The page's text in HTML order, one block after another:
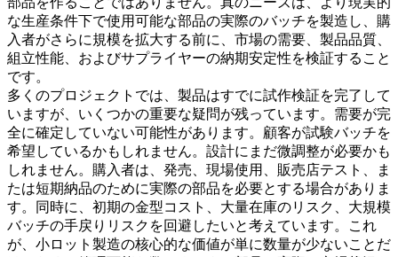
な生産条件下で使用可能な部品の実際のバッチを製造し、購
入者がさらに規模を拡大する前に、市場の需要、製品品質、
組立性能、およびサプライヤーの納期安定性を検証すること
です。
多くのプロジェクトでは、製品はすでに試作検証を完了して
いますが、いくつかの重要な疑問が残っています。需要が完
全に確定していない可能性があります。顧客が試験バッチを
希望しているかもしれません。設計にまだ微調整が必要かも
しれません。購入者は、発売、現場使用、販売店テスト、ま
たは短期納品のために実際の部品を必要とする場合がありま
す。同時に、初期の金型コスト、大量在庫のリスク、大規模
バッチの手戻りリスクを回避したいと考えています。これ
が、小ロット製造の核心的な価値が単に数量が少ないことだ